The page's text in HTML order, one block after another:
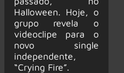
Halloween. Hoje, o
grupo revela o
videoclipe para o
novo single
independente,
“Crying Fire”.